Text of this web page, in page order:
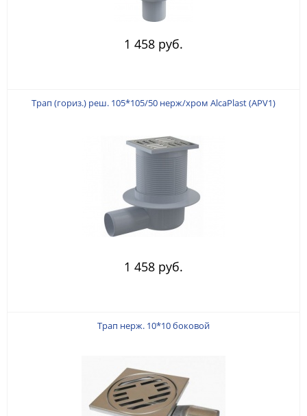
1 458 руб.
Трап (гориз.) реш. 105*105/50 нерж/хром AlcaPlast (APV1)
1 458 руб.
Трап нерж. 10*10 боковой